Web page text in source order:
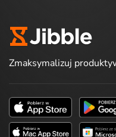
Zmaksymalizuj